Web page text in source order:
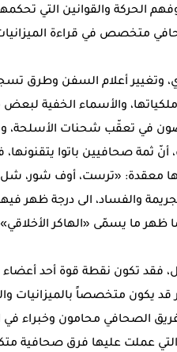
الحركة والقوانين التي
متخصص في قراءة الميزانيات
وتغيير أعلام السفن وطرق
والأسماء الخفية
في تعقّب شحنات الأسلحة،
ثمة صحافيين باتوا يتقنونها،
معقدة: «ترست، أوف شور،
والفساد، الى درجة ظهر
ما يسمّى «الهاكر
فقد تكون نقطة قوة أحد أعضاء
قد يكون متخصصاً بالميزانيات
الصحافي محامون وخبراء في
عملت عليها فرق صحافية